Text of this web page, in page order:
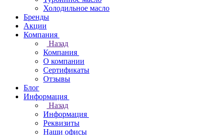
Холодильное масло
Бренды
Акции
Компания
Назад
Компания
О компании
Сертификаты
Отзывы
Блог
Информация
Назад
Информация
Реквизиты
Наши офисы